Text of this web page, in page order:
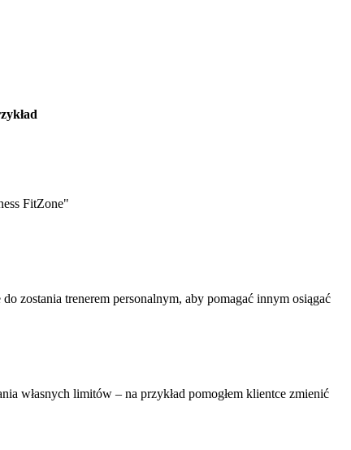
FitZone"
zostania trenerem personalnym, aby pomagać innym osiągać
własnych limitów – na przykład pomogłem klientce zmienić